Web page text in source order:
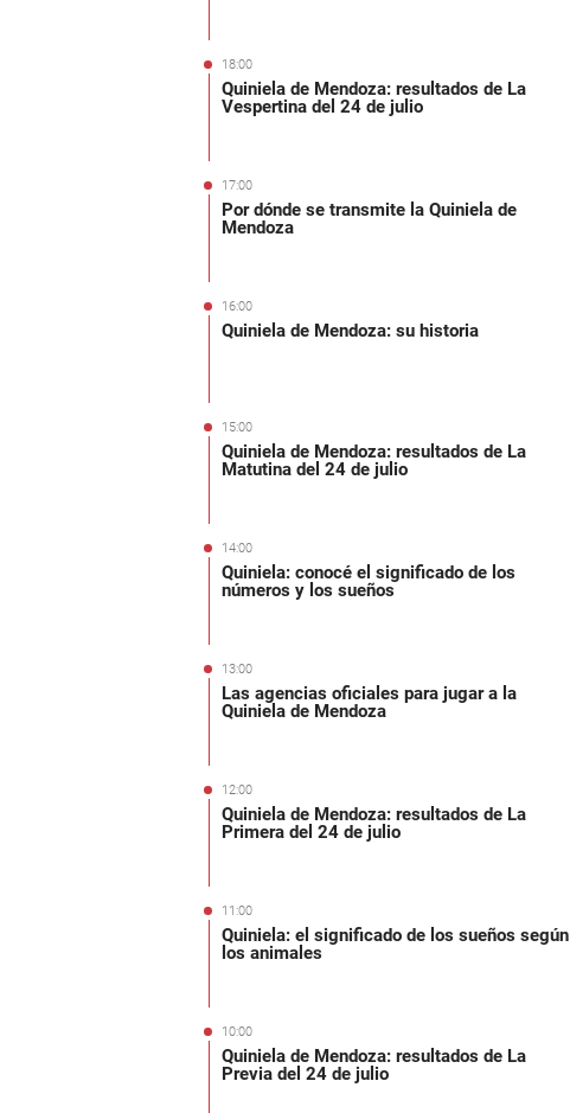
18:00
Quiniela de Mendoza: resultados de La
Vespertina del 24 de julio
17:00
Por dónde se transmite la Quiniela de
Mendoza
16:00
Quiniela de Mendoza: su historia
15:00
Quiniela de Mendoza: resultados de La
Matutina del 24 de julio
14:00
Quiniela: conocé el significado de los
números y los sueños
13:00
Las agencias oficiales para jugar a la
Quiniela de Mendoza
12:00
Quiniela de Mendoza: resultados de La
Primera del 24 de julio
11:00
Quiniela: el significado de los sueños según
los animales
10:00
Quiniela de Mendoza: resultados de La
Previa del 24 de julio